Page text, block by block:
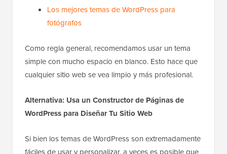
Los mejores temas de WordPress para
fotógrafos
Como regla general, recomendamos usar un tema
simple con mucho espacio en blanco. Esto hace que
cualquier sitio web se vea limpio y más profesional.
Alternativa: Usa un Constructor de Páginas de
WordPress para Diseñar Tu Sitio Web
Si bien los temas de WordPress son extremadamente
fáciles de usar y personalizar, a veces es posible que